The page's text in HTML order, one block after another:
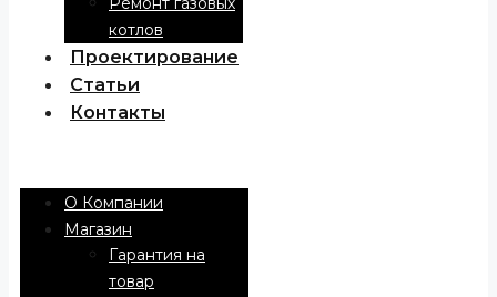
котлов
Проектирование
Статьи
Контакты
О Компании
Магазин
Гарантия на
товар